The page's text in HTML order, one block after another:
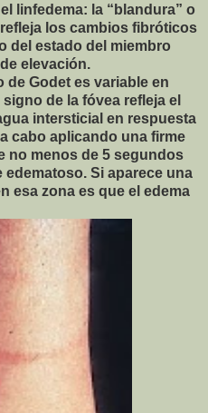
linfedema: la “blandura” o
los cambios fibróticos
del estado del miembro
elevación.
de Godet es variable en
de la fóvea refleja el
intersticial en respuesta
cabo aplicando una firme
no menos de 5 segundos
Si aparece una
esa zona es que el edema